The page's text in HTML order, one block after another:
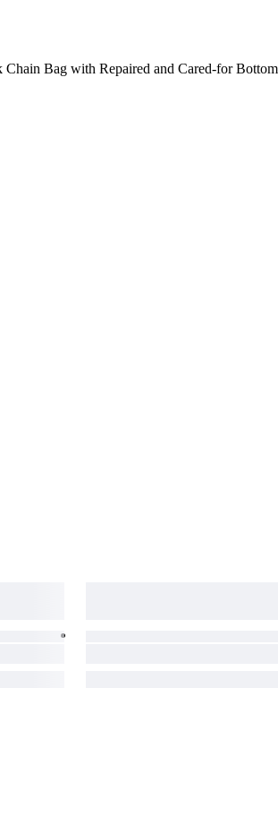
Bag with Repaired and Cared-for